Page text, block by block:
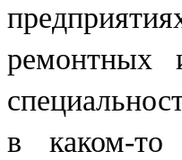
ремонтных
в каком-то